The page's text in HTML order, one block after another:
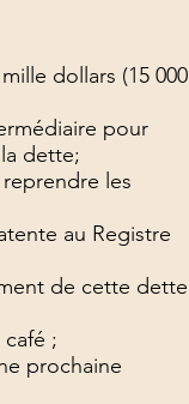
dollars (15 000
pour
dette;
les
au Registre
de cette dette
;
prochaine